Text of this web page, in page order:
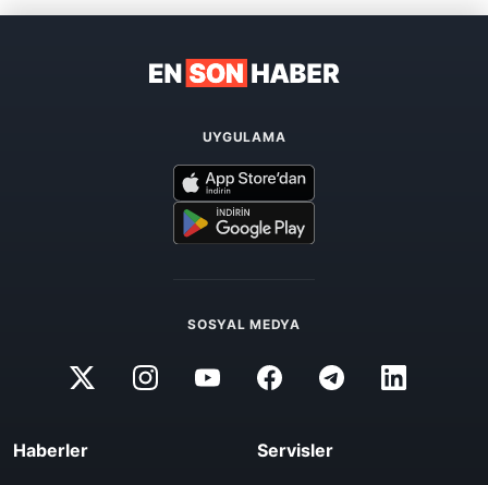
UYGULAMA
SOSYAL MEDYA
Haberler Servisler